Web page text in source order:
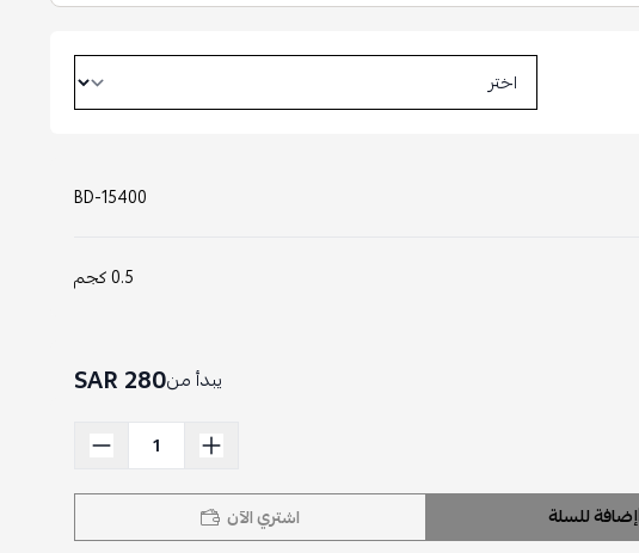
BD-15400
0.5 كجم
يبدأ من280 SAR
إضافة للسلة اشتري الآن